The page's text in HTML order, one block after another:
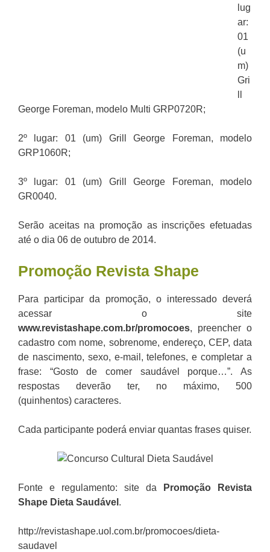
lug
ar:
01
(u
m)
Gri
George Foreman, modelo Multi GRP0720R;
2º lugar: 01 (um) Grill George Foreman, modelo
GRP1060R;
3º lugar: 01 (um) Grill George Foreman, modelo
GR0040.
Serão aceitas na promoção as inscrições efetuadas
até o dia 06 de outubro de 2014.
Promoção Revista Shape
Para participar da promoção, o interessado deverá
acessar o site
www.revistashape.com.br/promocoes, preencher o
cadastro com nome, sobrenome, endereço, CEP, data
de nascimento, sexo, e-mail, telefones, e completar a
frase: “Gosto de comer saudável porque…”. As
respostas deverão ter, no máximo, 500
(quinhentos) caracteres.
Cada participante poderá enviar quantas frases quiser.
Fonte e regulamento: site da
Promoção Revista
Shape Dieta Saudável .
http://revistashape.uol.com.br/promocoes/dieta-
saudavel